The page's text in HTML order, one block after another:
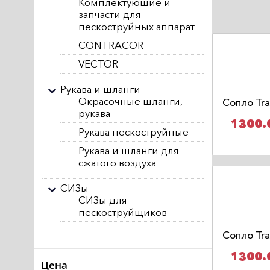
запчасти для
пескоструйных аппарат
CONTRACOR
VECTOR
Рукава и шланги
Окрасочные шланги,
рукава
Рукава пескоструйные
Рукава и шланги для
сжатого воздуха
СИЗы
СИЗы для
пескоструйщиков
Цена
Сопло
Сопло